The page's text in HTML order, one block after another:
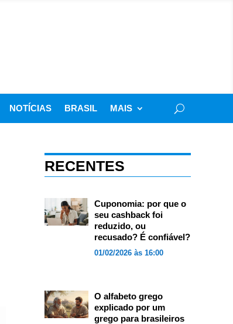
NOTÍCIAS BRASIL MAIS
RECENTES
Cuponomia: por que o
seu cashback foi
reduzido, ou
recusado? É confiável?
01/02/2026 às 16:00
O alfabeto grego
explicado por um
grego para brasileiros